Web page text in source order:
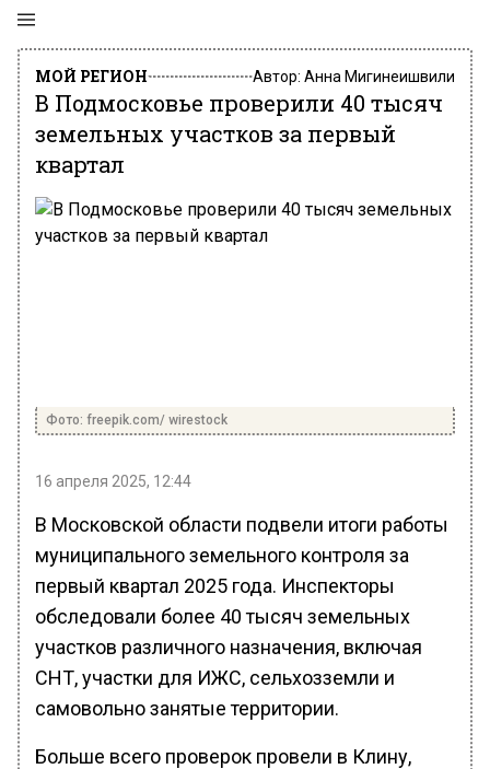
МОЙ РЕГИОН Автор: Анна Мигинеишвили
В Подмосковье проверили 40 тысяч
земельных участков за первый
квартал
Фото: freepik.com/ wirestock
16 апреля 2025, 12:44
В Московской области подвели итоги работы
муниципального земельного контроля за
первый квартал 2025 года. Инспекторы
обследовали более 40 тысяч земельных
участков различного назначения, включая
СНТ, участки для ИЖС, сельхозземли и
самовольно занятые территории.
Больше всего проверок провели в Клину,